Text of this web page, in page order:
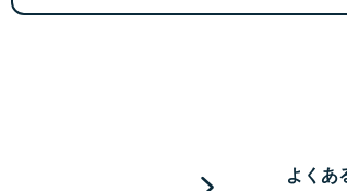
よくあ